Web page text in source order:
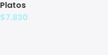
Platos
$7.830